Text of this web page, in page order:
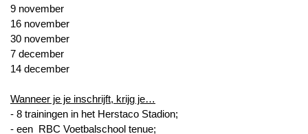
9 november
16 november
30 november
7 december
14 december
Wanneer je je inschrijft, krijg je…
- 8 trainingen in het Herstaco Stadion;
- een RBC Voetbalschool tenue;